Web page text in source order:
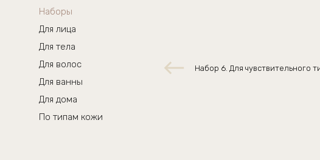
Наборы
Для лица
Для тела
Для волос
Для ванны
Для дома
По типам кожи
Набор 6. Для чувствительного